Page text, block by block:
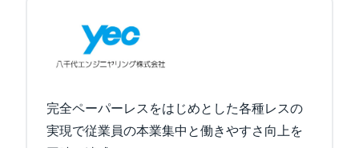
完全ペーパーレスをはじめとした各種レスの
実現で従業員の本業集中と働きやすさ向上を